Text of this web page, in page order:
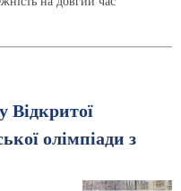
Відкритої
олімпіади з